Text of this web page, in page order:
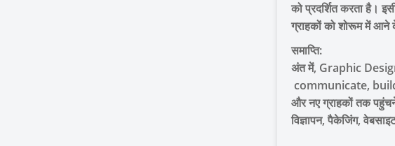
को प्रदर्शित करता है।
ग्राहकों को शोरूम में आने
समाप्ति:
अंत में, Graphic Design
communicate,
और नए ग्राहकों तक
विज्ञापन, पैकेजिंग,